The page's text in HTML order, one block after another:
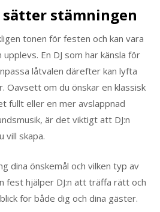
stämningen
tonen för festen och kan vara
En DJ som har känsla för
låtvalen därefter kan lyfta
Oavsett om du önskar en klassisk
fullt eller en mer avslappnad
är det viktigt att DJ:n
vill skapa.
dina önskemål och vilken typ av
fest hjälper DJ:n att träffa rätt och
för både dig och dina gäster.